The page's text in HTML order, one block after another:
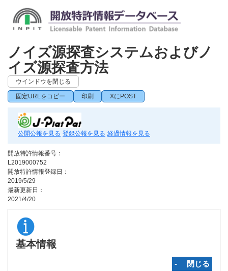
ノイズ源探査システムおよびノ
イズ源探査方法
ウインドウを閉じる
固定URLをコピー 印刷 XにPOST
公開公報を見る 登録公報を見る 経過情報を見る
開放特許情報番号：
L2019000752
開放特許情報登録日：
2019/5/29
最新更新日：
2021/4/20
基本情報
‐ 閉じる